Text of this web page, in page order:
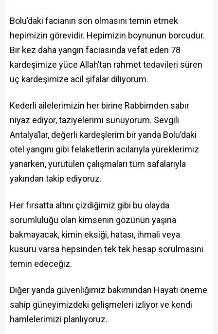
Bolu’daki facianın son olmasını temin etmek
hepimizin görevidir. Hepimizin boynunun borcudur.
Bir kez daha yangın faciasında vefat eden 78
kardeşimize yüce Allah’tan rahmet tedavileri süren
üç kardeşimize acil şifalar diliyorum.
Kederli ailelerimizin her birine Rabbimden sabır
niyaz ediyor, taziyelerimi sunuyorum. Sevgili
Antalya’lar, değerli kardeşlerim bir yanda Bolu’daki
otel yangını gibi felaketlerin acılarıyla yüreklerimiz
yanarken, yürütülen çalışmaları tüm safalarıyla
yakından takip ediyoruz.
Her fırsatta altını çizdiğimiz gibi bu olayda
sorumluluğu olan kimsenin gözünün yaşına
bakmayacak, kimin eksiği, hatası, ihmali veya
kusuru varsa hepsinden tek tek hesap sorulmasını
temin edeceğiz.
Diğer yanda güvenliğimiz bakımından Hayati öneme
sahip güneyimizdeki gelişmeleri izliyor ve kendi
hamlelerimizi planlıyoruz.